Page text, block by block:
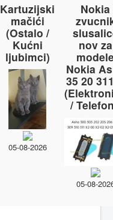
Kartuzijski
mačići
(Ostalo /
Kućni
ljubimci)
05-08-2026
Nokia
nov za
Nokia
35 20
/
05-08-